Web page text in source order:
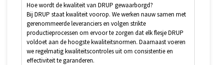
Hoe wordt de kwaliteit van DRUP gewaarborgd?
Bij DRUP staat kwaliteit voorop. We werken nauw samen met
gerenommeerde leveranciers en volgen strikte
productieprocessen om ervoor te zorgen dat elk flesje DRUP
voldoet aan de hoogste kwaliteitsnormen. Daarnaast voeren
we regelmatig kwaliteitscontroles uit om consistentie en
effectiviteit te garanderen.